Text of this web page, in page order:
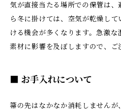
気が直接当たる場所での保管は
ら冬に掛けては、空気が乾燥し
ける機会が多くなります。急激
素材に影響を及ぼしますので、ご
■ お手入れについて
箒の先はなかなか消耗しませんが